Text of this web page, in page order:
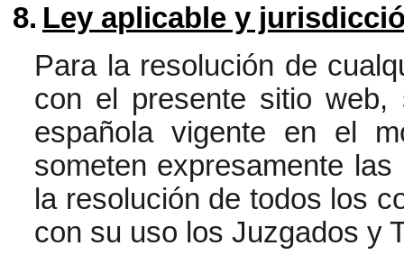
8. Ley aplicable y
Para la resolución de
con el presente sitio web,
española vigente en el
someten expresamente
la resolución de todos los
con su uso los Juzgados y